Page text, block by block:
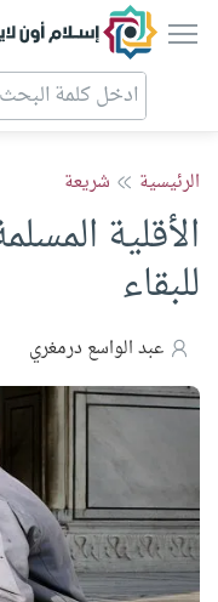
إسلام أون
الرئيسية شريعة
الأقلية
للبقاء
عبد الواسع درمغري